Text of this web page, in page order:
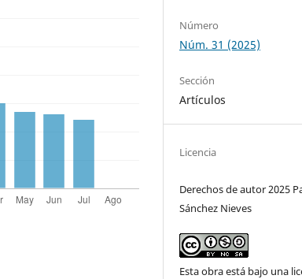
Número
Núm. 31 (2025)
Sección
Artículos
Licencia
Derechos de autor 2025
Sánchez Nieves
Esta obra está bajo una